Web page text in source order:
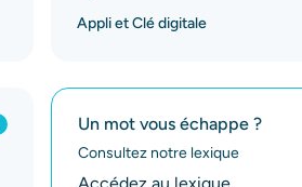
Appli et Clé digitale
Un mot vous échappe ?
Consultez notre lexique